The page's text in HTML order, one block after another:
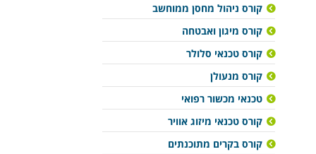
קורס ניהול מחסן ממוחשב
קורס מיגון ואבטחה
קורס טכנאי סלולר
קורס מנעולן
טכנאי מכשור רפואי
קורס טכנאי מיזוג אוויר
קורס בקרים מתוכנתים